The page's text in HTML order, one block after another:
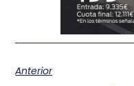
Anterior